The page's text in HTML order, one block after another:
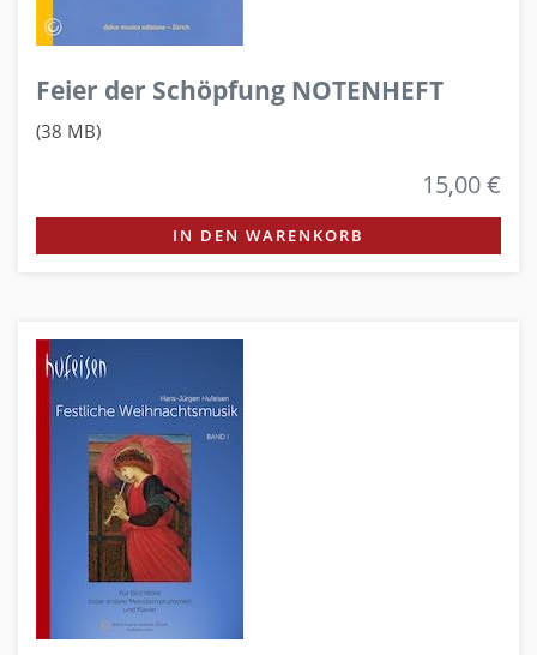
Feier der Schöpfung NOTENHEFT
(38 MB)
15,00 €
IN DEN WARENKORB